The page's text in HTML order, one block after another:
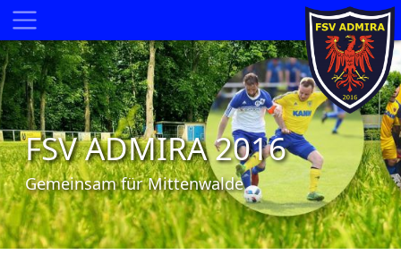
FSV ADMIRA 2016
Gemeinsam für Mittenwalde